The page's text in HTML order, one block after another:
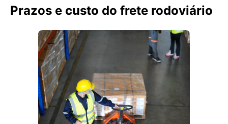
Prazos e custo do frete rodoviário